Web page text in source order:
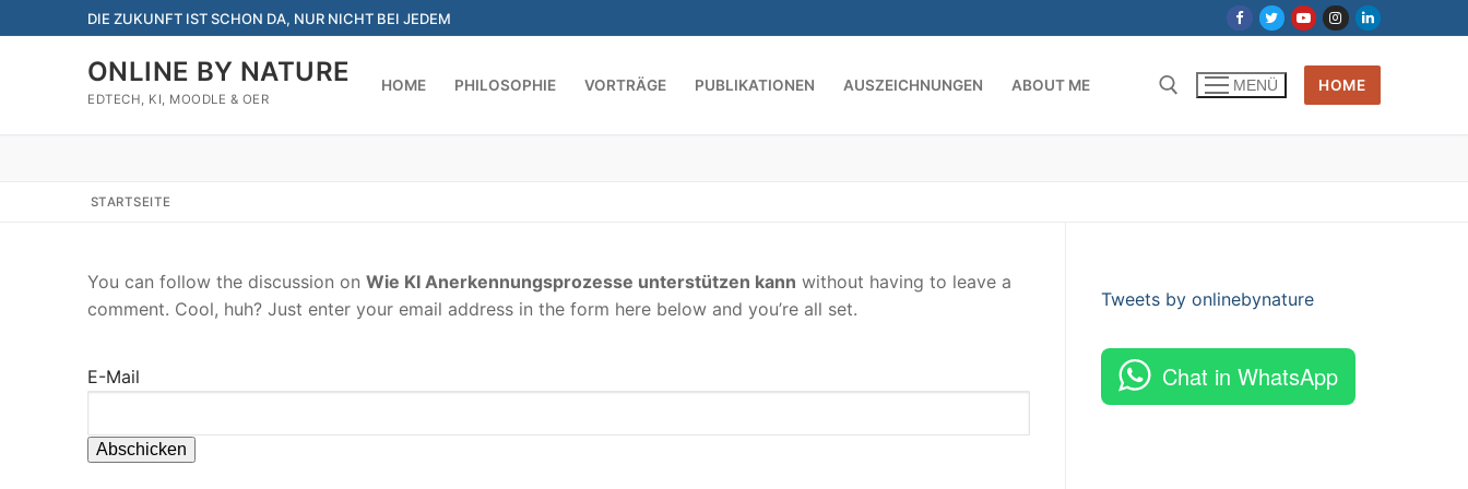
Inhalt
DIE ZUKUNFT IST SCHON DA, NUR NICHT BEI JEDEM
ONLINE BY NATURE
EDTECH, KI, MOODLE & OER
HOME PHILOSOPHIE VORTRÄGE PUBLIKATIONEN AUSZEICHNUNGEN ABOUT ME MENÜ HOME
STARTSEITE
You can follow the discussion on Wie KI Anerkennungsprozesse unterstützen kann without having to leave a
comment. Cool, huh? Just enter your email address in the form here below and you’re all set.
E-Mail
Tweets by onlinebynature
Chat in WhatsApp